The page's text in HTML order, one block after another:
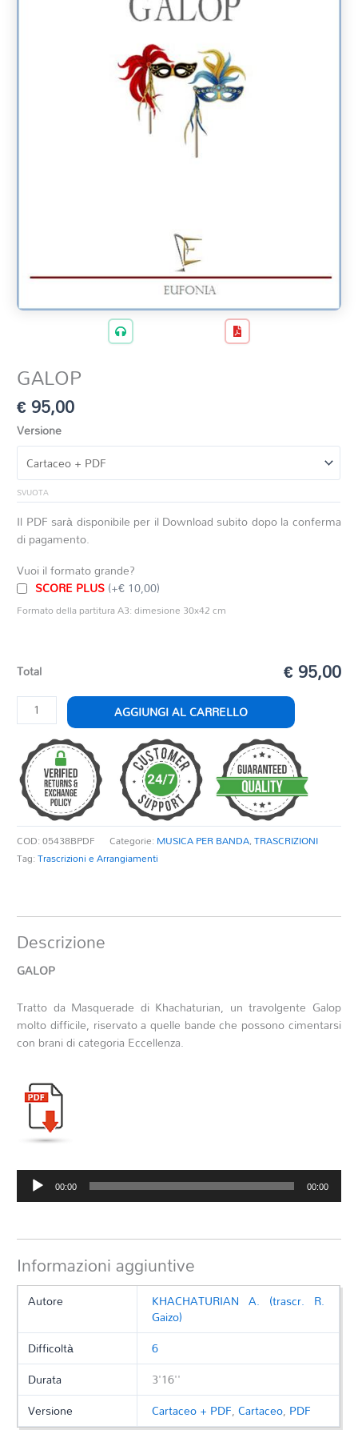
GALOP
€95,00
Versione
SVUOTA
Il PDF sarà disponibile per il Download subito dopo la conferma
di pagamento.
Vuoi il formato grande?
SCORE PLUS(+€ 10,00)
Formato della partitura A3: dimesione 30x42 cm
Total € 95,00
GALOP
quantità
AGGIUNGI AL CARRELLO
COD:05438BPDF Categorie: MUSICA PER BANDA,TRASCRIZIONI
Tag:Trascrizioni e Arrangiamenti
Descrizione
GALOP
Tratto da Masquerade di Khachaturian, un travolgente Galop
molto difficile, riservato a quelle bande che possono cimentarsi
con brani di categoria Eccellenza.
Audio
Player
00:00 00:00
Informazioni aggiuntive
Autore KHACHATURIAN A. (trascr. R.
Gaizo)
Difficoltà
6
Durata
3'16''
Versione
Cartaceo + PDF,Cartaceo, PDF